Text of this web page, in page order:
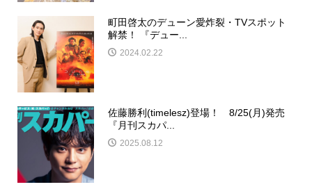
町田啓太のデューン愛炸裂・TVスポット
解禁！ 『デュー...
2024.02.22
佐藤勝利(timelesz)登場！ 8/25(月)発売
『月刊スカパ...
2025.08.12